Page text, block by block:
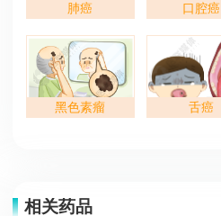
肺癌 口腔癌
黑色素瘤 舌癌
相关药品